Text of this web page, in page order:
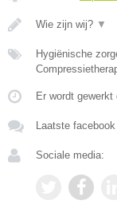
Wie zijn wij? ▼
Hygiënische
Er wordt gewerkt
Laatste
Sociale media: